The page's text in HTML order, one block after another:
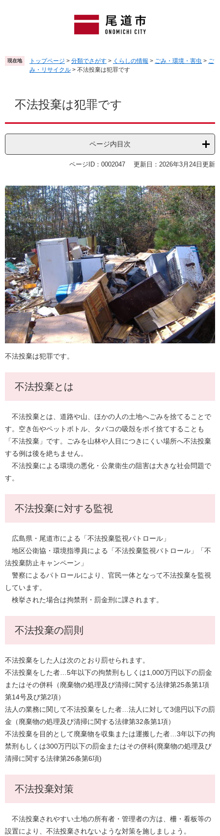
頭
で
飛
ば
現在地 トップページ > 分類でさがす > くらしの情報 > ごみ・環境・害虫 > ご
み・リサイクル > 不法投棄は犯罪です
不法投棄は犯罪です
ページ内目次
ページID：0002047 更新日：2026年3月24日更新
不法投棄は犯罪です。
不法投棄とは
不法投棄とは、道路や山、ほかの人の土地へごみを捨てることで
す。空き缶やペットボトル、タバコの吸殻をポイ捨てすることも
「不法投棄」です。ごみを山林や人目につきにくい場所へ不法投棄
する例は後を絶ちません。
不法投棄による環境の悪化・公衆衛生の阻害は大きな社会問題で
す。
不法投棄に対する監視
広島県・尾道市による「不法投棄監視パトロール」
地区公衛協・環境指導員による「不法投棄監視パトロール」「不
法投棄防止キャンペーン」
警察によるパトロールにより、官民一体となって不法投棄を監視
しています。
検挙された場合は拘禁刑・罰金刑に課されます。
不法投棄の罰則
不法投棄をした人は次のとおり罰せられます。
不法投棄をした者…5年以下の拘禁刑もしくは1,000万円以下の罰金
またはその併科（廃棄物の処理及び清掃に関する法律第25条第1項
第14号及び第2項）
法人の業務に関して不法投棄をした者…法人に対して3億円以下の罰
金（廃棄物の処理及び清掃に関する法律第32条第1項）
不法投棄を目的として廃棄物を収集または運搬した者…3年以下の拘
禁刑もしくは300万円以下の罰金またはその併科(廃棄物の処理及び
清掃に関する法律第26条第6項)
不法投棄対策
不法投棄されやすい土地の所有者・管理者の方は、柵・看板等の
設置により、不法投棄されないような対策を施しましょう。